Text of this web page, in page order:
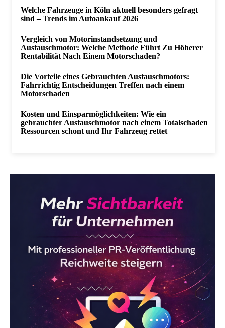
Welche Fahrzeuge in Köln aktuell besonders gefragt
sind – Trends im Autoankauf 2026
Vergleich von Motorinstandsetzung und
Austauschmotor: Welche Methode Führt Zu Höherer
Rentabilität Nach Einem Motorschaden?
Die Vorteile eines Gebrauchten Austauschmotors:
Fahrrichtig Entscheidungen Treffen nach einem
Motorschaden
Kosten und Einsparmöglichkeiten: Wie ein
gebrauchter Austauschmotor nach einem Totalschaden
Ressourcen schont und Ihr Fahrzeug rettet